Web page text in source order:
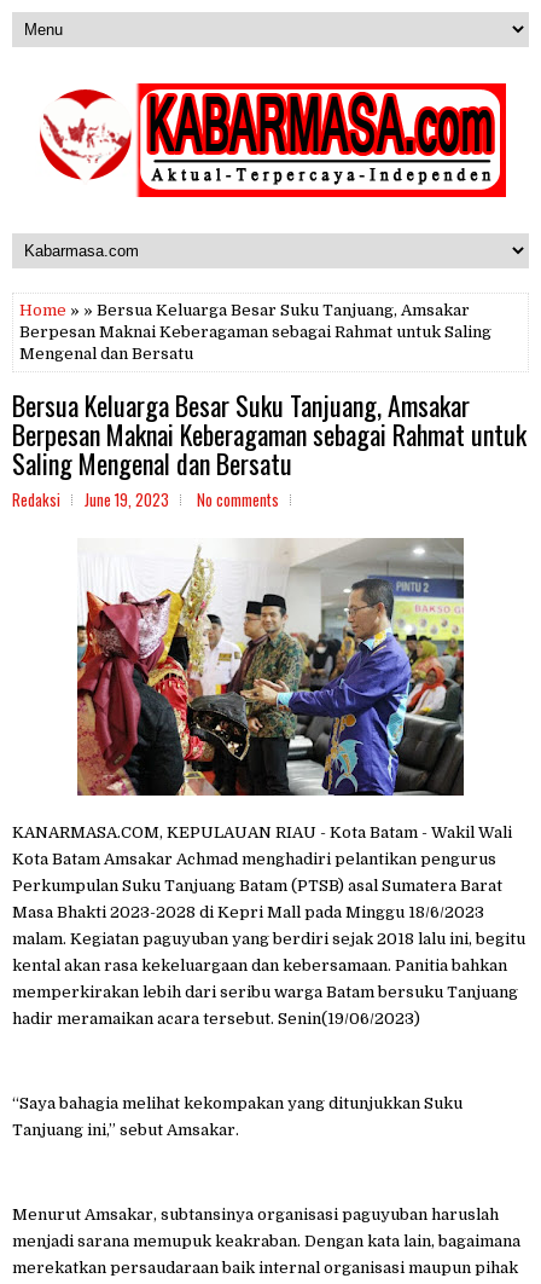
Home » » Bersua Keluarga Besar Suku Tanjuang, Amsakar
Berpesan Maknai Keberagaman sebagai Rahmat untuk Saling
Mengenal dan Bersatu
Bersua Keluarga Besar Suku Tanjuang, Amsakar
Berpesan Maknai Keberagaman sebagai Rahmat untuk
Saling Mengenal dan Bersatu
Redaksi June 19, 2023 No comments
KANARMASA.COM, KEPULAUAN RIAU - Kota Batam - Wakil Wali
Kota Batam Amsakar Achmad menghadiri pelantikan pengurus
Perkumpulan Suku Tanjuang Batam (PTSB) asal Sumatera Barat
Masa Bhakti 2023-2028 di Kepri Mall pada Minggu 18/6/2023
malam. Kegiatan paguyuban yang berdiri sejak 2018 lalu ini, begitu
kental akan rasa kekeluargaan dan kebersamaan. Panitia bahkan
memperkirakan lebih dari seribu warga Batam bersuku Tanjuang
hadir meramaikan acara tersebut. Senin(19/06/2023)
“Saya bahagia melihat kekompakan yang ditunjukkan Suku
Tanjuang ini,” sebut Amsakar.
Menurut Amsakar, subtansinya organisasi paguyuban haruslah
menjadi sarana memupuk keakraban. Dengan kata lain, bagaimana
merekatkan persaudaraan baik internal organisasi maupun pihak